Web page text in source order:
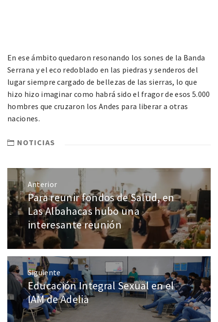
En ese ámbito quedaron resonando los sones de la Banda
Serrana y el eco redoblado en las piedras y senderos del
lugar siempre cargado de bellezas de las sierras, lo que
hizo hizo imaginar como habrá sido el fragor de esos 5.000
hombres que cruzaron los Andes para liberar a otras
naciones.
NOTICIAS
Anterior
Para reunir fondos de Salud, en
Las Albahacas hubo una
interesante reunión
Siguiente
Educación Integral Sexual en el
IAM de Adelia